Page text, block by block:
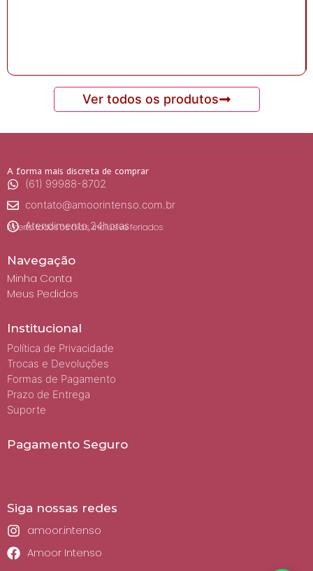
Ver todos os produtos
A forma mais discreta de comprar
(61) 99988-8702
contato@amoorintenso.com.br
Atendimento 24horas
Aberto todos os dias, inclusive feriados
Navegação
Minha Conta
Meus Pedidos
Institucional
Política de Privacidade
Trocas e Devoluções
Formas de Pagamento
Prazo de Entrega
Suporte
Pagamento Seguro
Siga nossas redes
amoor.intenso
Amoor Intenso